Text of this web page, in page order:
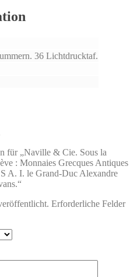
36 Lichtdrucktaf.
für „Naville & Cie. Sous la
: Monnaies Grecques Antiques
A. I. le Grand-Duc Alexandre
Erforderliche Felder